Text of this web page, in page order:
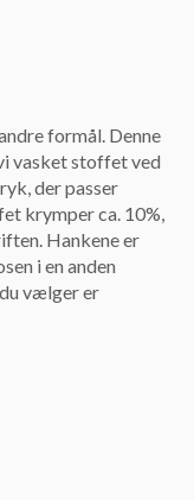
formål. Denne
vasket stoffet ved
der passer
krymper ca. 10%,
Hankene er
i en anden
vælger er